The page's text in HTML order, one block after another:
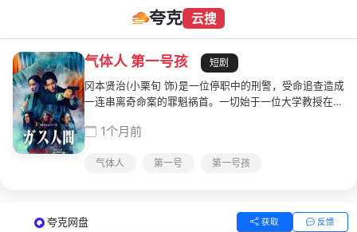
夸克 云搜
气体人 第一号孩
短剧
冈本贤治(小栗旬 饰)是一位停职中的刑警，受命追查造成
一连串离奇命案的罪魁祸首。一切始于一位大学教授在电
1个月前
气体人 第一号 第一号孩
夸克网盘 获取 反馈